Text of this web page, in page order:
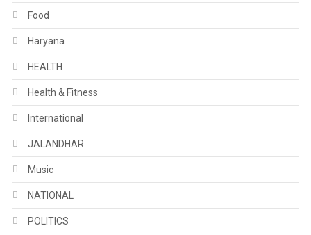
Food
Haryana
HEALTH
Health & Fitness
International
JALANDHAR
Music
NATIONAL
POLITICS